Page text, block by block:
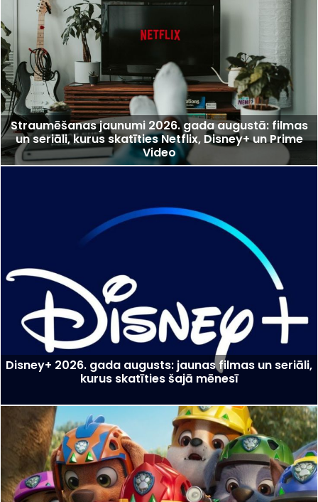
Straumēšanas jaunumi 2026. gada augustā: filmas
un seriāli, kurus skatīties Netflix, Disney+ un Prime
Video
Disney+ 2026. gada augusts: jaunas filmas un seriāli,
kurus skatīties šajā mēnesī